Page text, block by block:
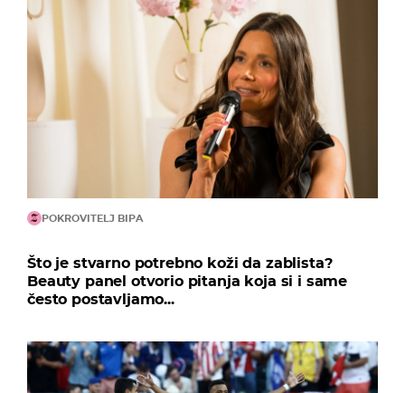
POKROVITELJ BIPA
Što je stvarno potrebno koži da zablista?
Beauty panel otvorio pitanja koja si i same
često postavljamo...